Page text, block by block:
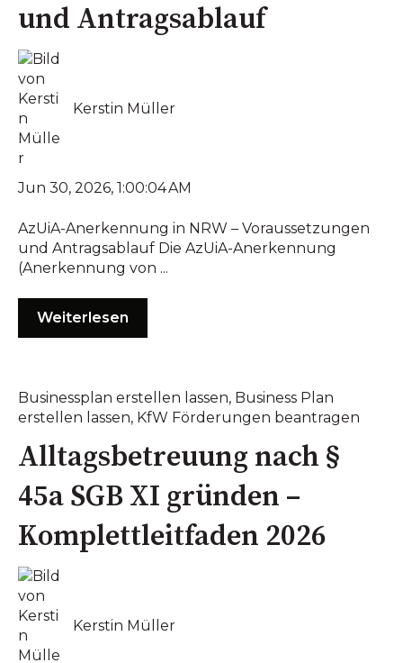
und Antragsablauf
Kerstin Müller
Jun 30, 2026, 1:00:04 AM
AzUiA-Anerkennung in NRW – Voraussetzungen
und Antragsablauf Die AzUiA-Anerkennung
(Anerkennung von ...
Weiterlesen
Businessplan erstellen lassen, Business Plan
erstellen lassen, KfW Förderungen beantragen
Alltagsbetreuung nach §
45a SGB XI gründen –
Komplettleitfaden 2026
Kerstin Müller